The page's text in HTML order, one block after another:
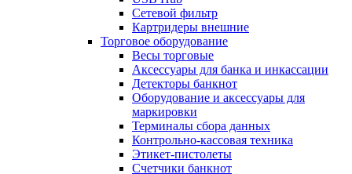
Сетевой фильтр
Картридеры внешние
Торговое оборудование
Весы торговые
Аксессуары для банка и инкассации
Детекторы банкнот
Оборудование и аксессуары для
маркировки
Терминалы сбора данных
Контрольно-кассовая техника
Этикет-пистолеты
Счетчики банкнот